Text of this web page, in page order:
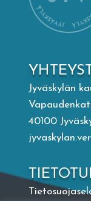
Kirjasto
Valon Kaupunki
Lasten Lysti &
English
Jyväskylän
40100